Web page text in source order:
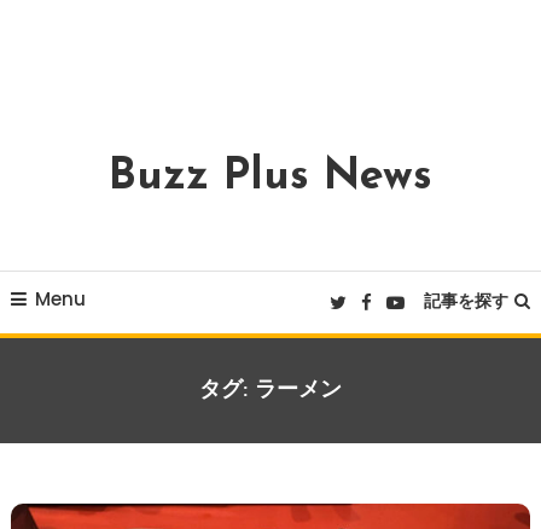
Buzz Plus News
Menu 記事を探す
タグ: ラーメン